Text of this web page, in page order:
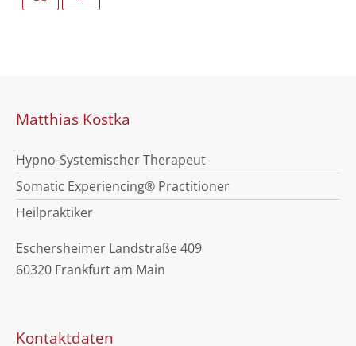
Matthias Kostka
Hypno-Systemischer Therapeut
Somatic Experiencing® Practitioner
Heilpraktiker
Eschersheimer Landstraße 409
60320 Frankfurt am Main
Kontaktdaten